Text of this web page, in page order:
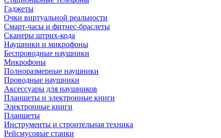
Гаджеты
Очки виртуальной реальности
Смарт-часы и фитнес-браслеты
Сканеры штрих-кода
Наушники и микрофоны
Беспроводные наушники
Микрофоны
Полноразмерные наушники
Проводные наушники
Аксессуары для наушников
Планшеты и электронные книги
Электронные книги
Планшеты
Инструменты и строительная техника
Рейсмусовые станки